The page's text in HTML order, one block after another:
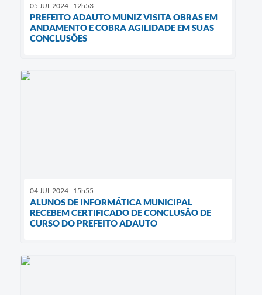
05 JUL 2024 - 12h53
PREFEITO ADAUTO MUNIZ VISITA OBRAS EM
ANDAMENTO E COBRA AGILIDADE EM SUAS
CONCLUSÕES
04 JUL 2024 - 15h55
ALUNOS DE INFORMÁTICA MUNICIPAL
RECEBEM CERTIFICADO DE CONCLUSÃO DE
CURSO DO PREFEITO ADAUTO